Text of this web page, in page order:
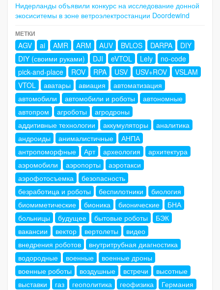
Нидерланды объявили конкурс на исследование донной
экосиситемы в зоне ветроэлектростанции Doordewind
МЕТКИ
AGV ai AMR ARM AUV BVLOS DARPA
DIY
DIY (своими руками)
DJI eVTOL Lely
no-code
pick-and-place
ROV RPA USV USV+ROV
VSLAM
VTOL
аватары авиация
автоматизация
автомобили
автомобили и роботы
автономные
автопром
агроботы
агродроны
аддитивные технологии
аккумуляторы
аналитика
андроиды
анималистичные
АНПА
антропоморфные
Арт археология
архитектура
аэромобили
аэропорты
аэротакси
аэрофотосъемка
безопасность
безработица и роботы
беспилотники
биология
биомиметические
бионика бионические
БНА
больницы
будущее бытовые роботы
БЭК
вакансии
вектор вертолеты
видео
внедрения роботов
внутритрубная диагностика
водородные
военные
военные дроны
военные роботы
воздушные встречи
высотные
выставки
газ геополитика геофизика
Германия